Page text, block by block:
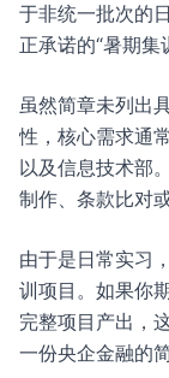
于非统一批次的
正承诺的“暑期集
虽然简章未列出
性，核心需求通
以及信息技术部
制作、条款比对
由于是日常实习
训项目。如果你
完整项目产出，
一份央企金融的